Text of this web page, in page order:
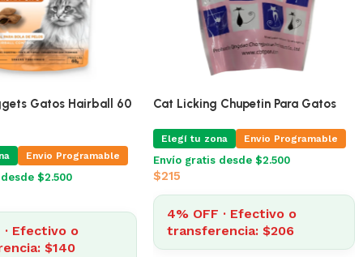
Gatos Hairball 60
Envio Programable
$2.500
· Efectivo o
$140
Cat Licking Chupetin Para Gatos
Elegí tu zona Envio Programable
Envío gratis desde $2.500
$215
4% OFF · Efectivo o
transferencia: $206